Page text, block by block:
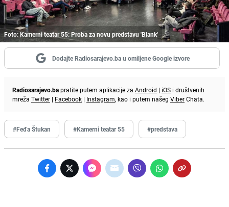
Foto: Kamerni teatar 55: Proba za novu predstavu 'Blank'
Dodajte Radiosarajevo.ba u omiljene Google izvore
Radiosarajevo.bapratite putem aplikacije za Android | iOS i društvenih
mreža Twitter | Facebook | Instagram, kao i putem našeg ViberChata.
#Feđa Štukan #Kamerni teatar 55 #predstava